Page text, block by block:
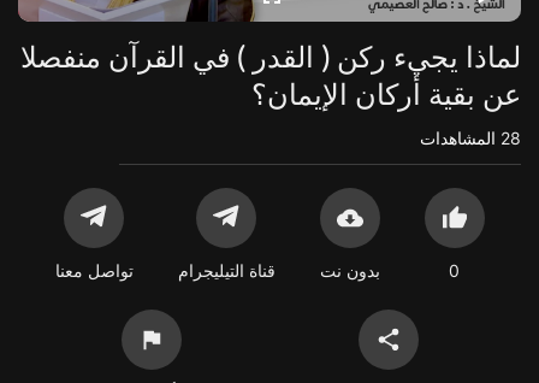
لماذا يجيء ركن ( القدر ) في القرآن منفصلا
عن بقية أركان الإيمان؟
28 المشاهدات
0 بدون نت قناة التيليجرام تواصل معنا